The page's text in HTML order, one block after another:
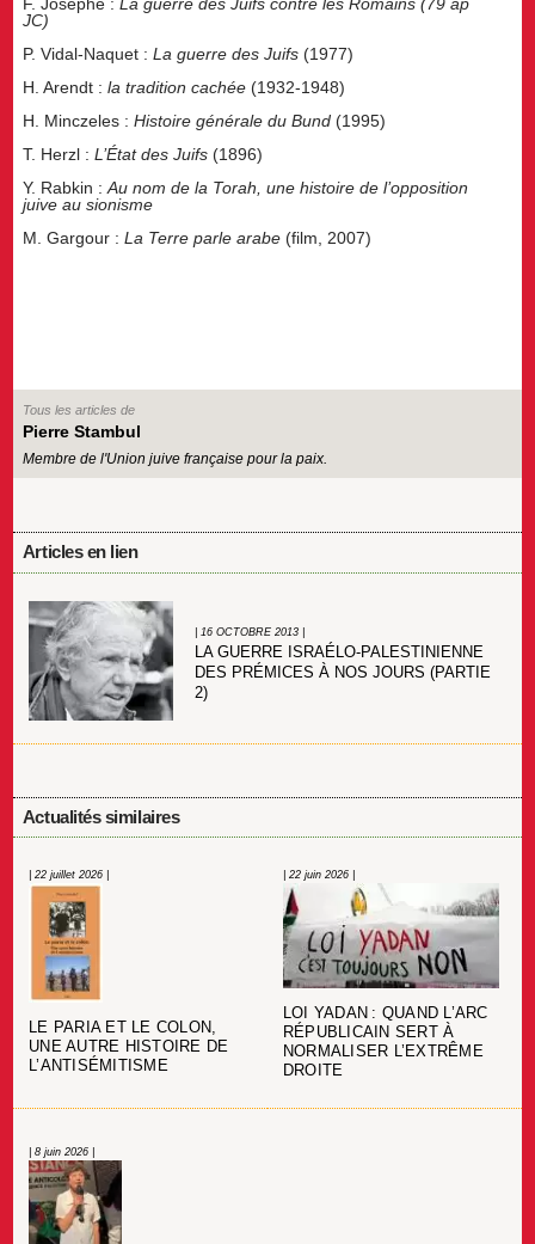
JC)
P. Vidal-Naquet : La guerre des Juifs (1977)
H. Arendt :la tradition cachée (1932-1948)
H. Minczeles : Histoire générale du Bund (1995)
T. Herzl :L’État des Juifs (1896)
Y. Rabkin :Au nom de la Torah, une histoire de l’opposition
juive au sionisme
M. Gargour : La Terre parle arabe (film, 2007)
Tous les articles de
Pierre Stambul
Membre de l'Union juive française pour la paix.
Articles en lien
| 16 OCTOBRE 2013 |
LA GUERRE ISRAÉLO-PALESTINIENNE
DES PRÉMICES À NOS JOURS (PARTIE
2)
Actualités similaires
| 22 juillet 2026 |
LE PARIA ET LE COLON,
UNE AUTRE HISTOIRE DE
L’ANTISÉMITISME
| 22 juin 2026 |
LOI YADAN : QUAND L’ARC
RÉPUBLICAIN SERT À
NORMALISER L’EXTRÊME
DROITE
| 8 juin 2026 |